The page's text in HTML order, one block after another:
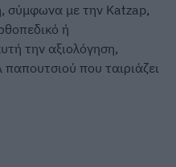
σύμφωνα με την Katzap,
ή
την αξιολόγηση,
παπουτσιού που ταιριάζει